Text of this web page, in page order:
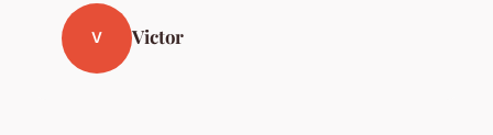
V Victor